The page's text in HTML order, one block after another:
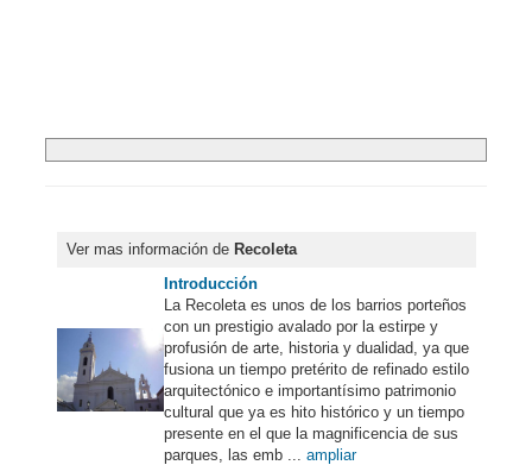
Ver mas información de Recoleta
Introducción
La Recoleta es unos de los barrios porteños
con un prestigio avalado por la estirpe y
profusión de arte, historia y dualidad, ya que
fusiona un tiempo pretérito de refinado estilo
arquitectónico e importantísimo patrimonio
cultural que ya es hito histórico y un tiempo
presente en el que la magnificencia de sus
parques, las emb ... ampliar